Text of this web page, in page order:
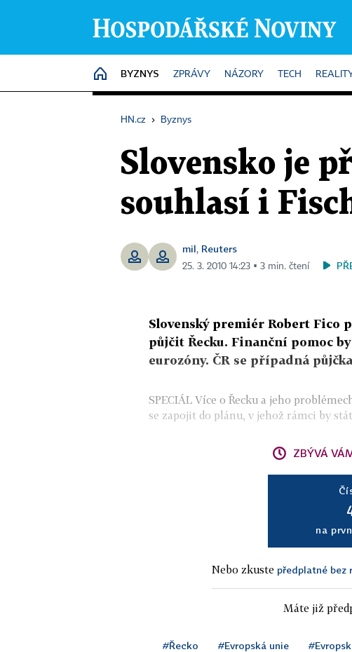
HOME
BYZNYS ZPRÁVY NÁZORY TECH
HN.cz › Byznys
Slovensko je
souhlasí i
mil, Reuters
25. 3. 2010 14:23 ▪ 3 min. čtení
Slovenský premiér Robert Fico
půjčit Řecku. Finanční pomoc
eurozóny. ČR se případná
SPECIÁL Více o Řecku a jeho
se zapojit do plánu, v jehož rámci by
ZBÝVÁ
na
Nebo zkuste předplatné bez
Máte již
#Řecko #Evropská unie